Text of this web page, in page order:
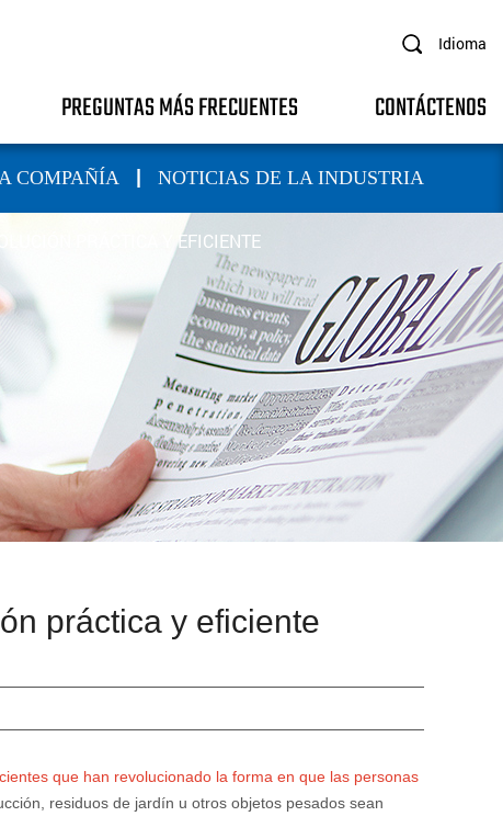
Idioma
PREGUNTAS MÁS FRECUENTES CONTÁCTENOS
COMPAÑÍA NOTICIAS DE LA INDUSTRIA
PRÁCTICA Y EFICIENTE
práctica y eficiente
que han revolucionado la forma en que las personas
residuos de jardín u otros objetos pesados ​​sean